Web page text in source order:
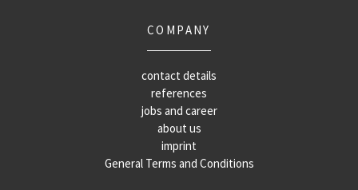
COMPANY
contact details
references
jobs and career
about us
imprint
General Terms and Conditions